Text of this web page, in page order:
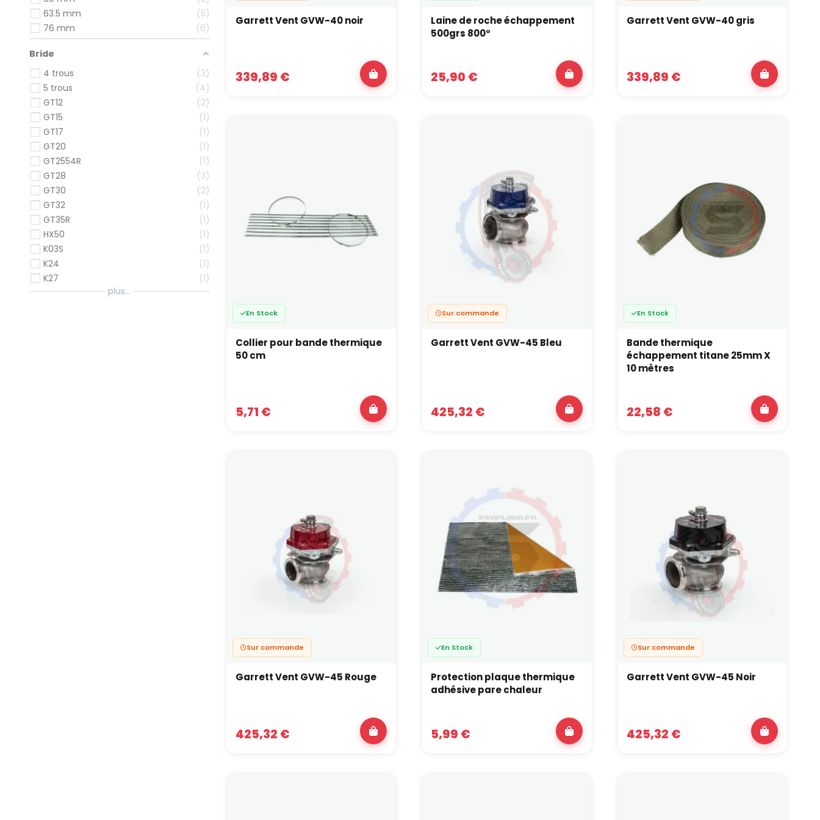
Garrett Vent GVW-40 noir
339,89 €
Laine de roche échappement
500grs 800°
25,90 €
Garrett Vent GVW-40 gris
339,89 €
En Stock
Collier pour bande thermique
50 cm
5,71 €
Sur commande
Garrett Vent GVW-45 Bleu
425,32 €
En Stock
Bande thermique
échappement titane 25mm X
10 mètres
22,58 €
Sur commande
Garrett Vent GVW-45 Rouge
425,32 €
En Stock
Protection plaque thermique
adhésive pare chaleur
5,99 €
Sur commande
Garrett Vent GVW-45 Noir
425,32 €
63.5 mm
5
76 mm
6
Bride
4 trous
3
5 trous
4
GT12
2
GT15
1
GT17
1
GT20
1
GT2554R
1
GT28
3
GT30
2
GT32
1
GT35R
1
HX50
1
K03S
1
K24
1
K27
1
plus...